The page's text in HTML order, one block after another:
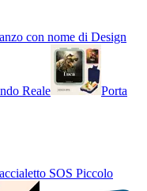
con nome di Design
Reale
Porta
SOS Piccolo